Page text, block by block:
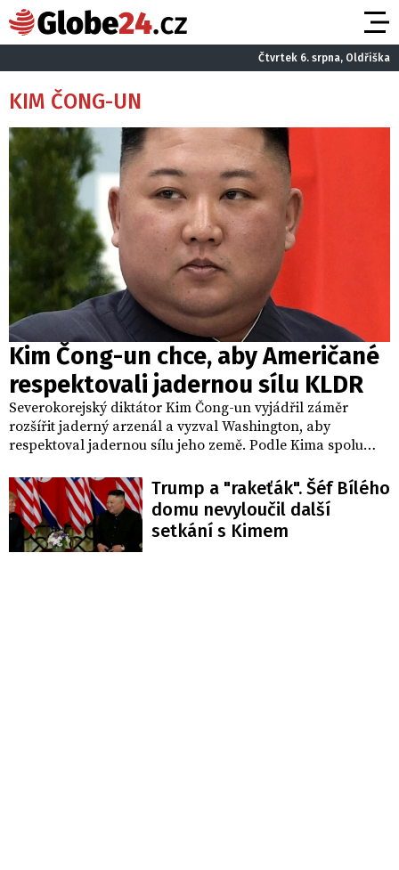
Čtvrtek 6. srpna, Oldřiška
KIM ČONG-UN
Kim Čong-un chce, aby Američané
respektovali jadernou sílu KLDR
Severokorejský diktátor Kim Čong-un vyjádřil záměr
rozšířit jaderný arzenál a vyzval Washington, aby
respektoval jadernou sílu jeho země. Podle Kima spolu
dům akceptuje, že Pchjongjang si ponechá jaderné
zbraně. Informovala o tom BBC.
Trump a "rakeťák". Šéf Bílého
domu nevyloučil další
setkání s Kimem